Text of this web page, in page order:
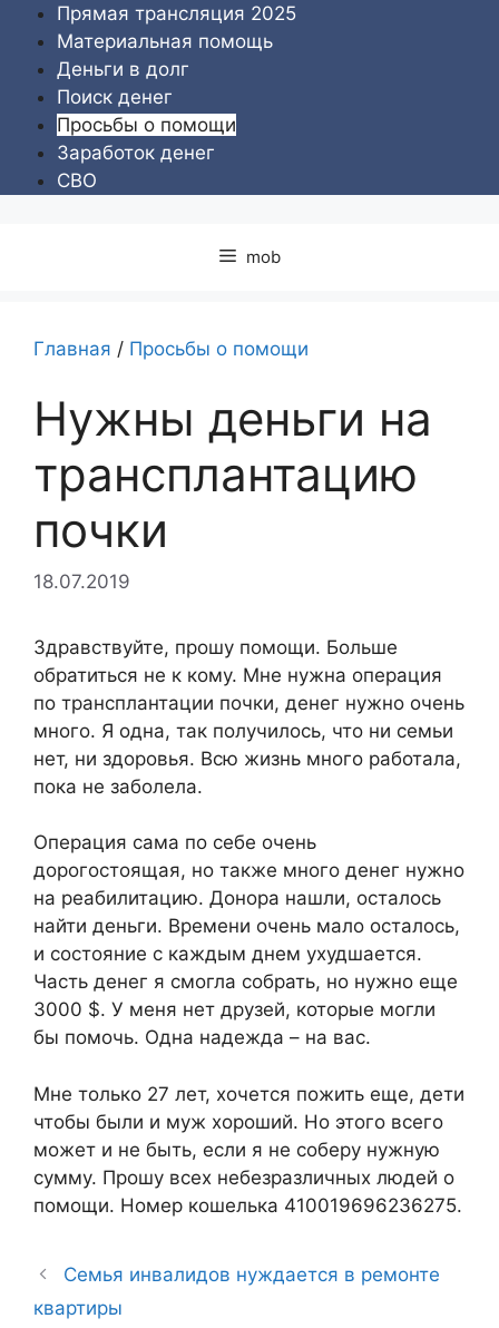
Перейти
содержимому
Прямая трансляция 2025
Материальная помощь
Деньги в долг
Поиск денег
Просьбы о помощи
Заработок денег
СВО
mob
Главная / Просьбы о помощи
Нужны деньги на
трансплантацию
почки
18.07.2019
Здравствуйте, прошу помощи. Больше
обратиться не к кому. Мне нужна операция
по трансплантации почки, денег нужно очень
много. Я одна, так получилось, что ни семьи
нет, ни здоровья. Всю жизнь много работала,
пока не заболела.
Операция сама по себе очень
дорогостоящая, но также много денег нужно
на реабилитацию. Донора нашли, осталось
найти деньги. Времени очень мало осталось,
и состояние с каждым днем ухудшается.
Часть денег я смогла собрать, но нужно еще
3000 $. У меня нет друзей, которые могли
бы помочь. Одна надежда – на вас.
Мне только 27 лет, хочется пожить еще, дети
чтобы были и муж хороший. Но этого всего
может и не быть, если я не соберу нужную
сумму. Прошу всех небезразличных людей о
помощи. Номер кошелька 410019696236275.
Семья инвалидов нуждается в ремонте
квартиры